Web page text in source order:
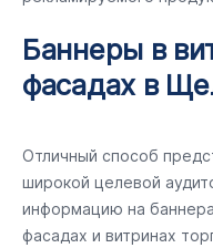
Баннеры в
фасадах в
Отличный способ
широкой целевой
информацию на
фасадах и витринах